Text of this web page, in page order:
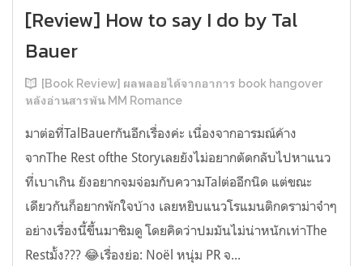
[Review] How to say I do by Tal
Bauer
[Book Review] ผลพลอยได้จากอาการ book hangover
หลังอ่านสารพัน MM Romance
มาต่อที่TalBauerกันอีกเรื่องค่ะ เนื่องจากอารมณ์ค้าง
จากThe Rest ofthe Storyเลยยังไม่อยากตัดกลับไปหาแนว
ที่เบาเกิน ยังอยากจมจ่อมกับความTalต่ออีกนิด แต่ขณะ
เดียวกันก็อยากพักใจบ้าง เลยหยิบแนวโรแมนติกดราม่าจ๋าๆ
อย่างเรื่องนี้ขึ้นมาชิมดู โดยคิดว่าปมมันไม่น่าหนักเท่าThe
Restมั้ง??? 😂เรื่องย่อ: Noël หนุ่ม PR จ...